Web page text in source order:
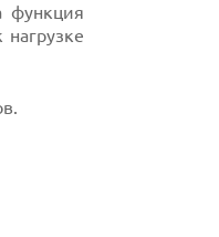
функция